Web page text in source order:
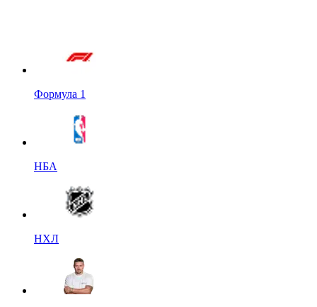
Формула 1
НБА
НХЛ